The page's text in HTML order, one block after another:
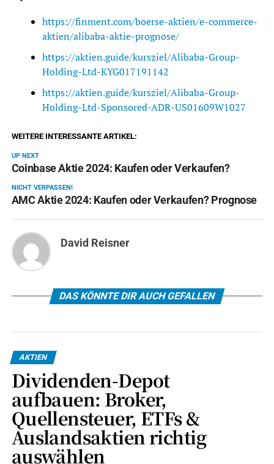
https://finment.com/boerse-aktien/e-commerce-
aktien/alibaba-aktie-prognose/
https://aktien.guide/kursziel/Alibaba-Group-
Holding-Ltd-KYG017191142
https://aktien.guide/kursziel/Alibaba-Group-
Holding-Ltd-Sponsored-ADR-US01609W1027
WEITERE INTERESSANTE ARTIKEL:
UP NEXT
Coinbase Aktie 2024: Kaufen oder Verkaufen?
NICHT VERPASSEN!
AMC Aktie 2024: Kaufen oder Verkaufen? Prognose
David Reisner
DAS KÖNNTE DIR AUCH GEFALLEN
AKTIEN
Dividenden-Depot
aufbauen: Broker,
Quellensteuer, ETFs &
Auslandsaktien richtig
auswählen